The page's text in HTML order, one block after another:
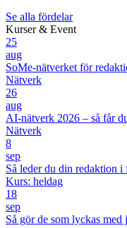
Se alla fördelar
Kurser & Event
25
aug
SoMe-nätverket för
Nätverk
26
aug
AI-nätverk 2026 – så får
Nätverk
8
sep
Så leder du din redaktion i
Kurs: heldag
18
sep
Så gör de som lyckas